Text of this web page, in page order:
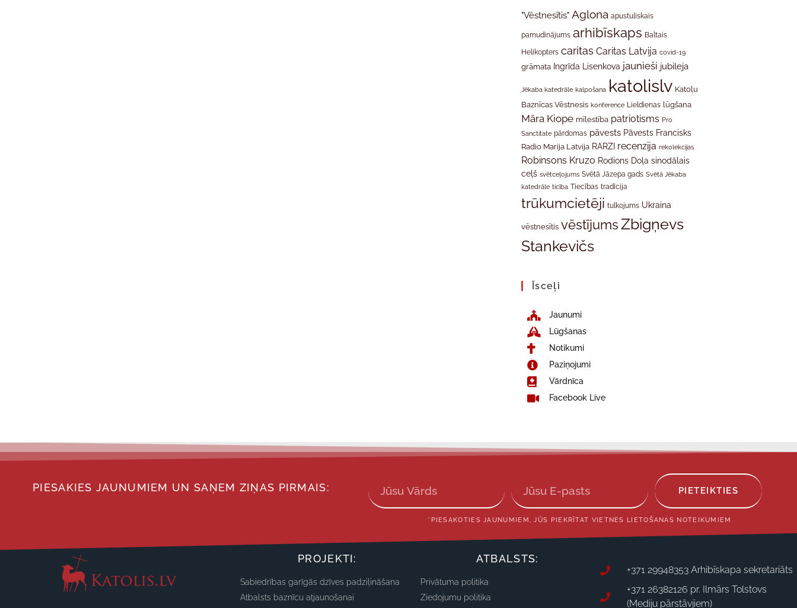
"Vēstnesītis" Aglona apustuliskais
pamudinājums arhibīskaps Baltais
Helikopters caritas Caritas Latvija covid-19
grāmata Ingrīda Lisenkova jaunieši jubileja
Jēkaba katedrāle kalpošana katolislv Katoļu
Baznīcas Vēstnesis konference Lieldienas lūgšana
Māra Kiope mīlestība patriotisms Pro
Sanctitate pārdomas pāvests Pāvests Francisks
Radio Marija Latvija RARZI recenzija rekolekcijas
Robinsons Kruzo Rodions Doļa sinodālais
ceļš svētceļojums Svētā Jāzepa gads Svētā Jēkaba
katedrāle ticība Tiecības tradīcija
trūkumcietēji tulkojums Ukraina
vēstnesītis vēstījumsZbigņevs
Stankevičs
Īsceļi
Jaunumi
Lūgšanas
Notikumi
Paziņojumi
Vārdnīca
Facebook Live
PIESAKIES JAUNUMIEM UN SAŅEM ZIŅAS PIRMAIS: PIETEIKTIES
*PIESAKOTIES JAUNUMIEM, JŪS PIEKRĪTAT VIETNES LIETOŠANAS NOTEIKUMIEM
PROJEKTI:
Sabiedrības garīgās dzīves padziļināšana
Atbalsts baznīcu atjaunošanai
ATBALSTS:
Privātuma politika
Ziedojumu politika
+371 29948353 Arhibīskapa sekretariāts
+371 26382126 pr. Ilmārs Tolstovs
(Mediju pārstāvjiem)